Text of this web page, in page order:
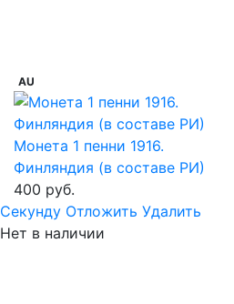
AU
Монета 1 пенни 1916.
Финляндия (в составе РИ)
400 руб.
Cекунду Отложить Удалить
Нет в наличии